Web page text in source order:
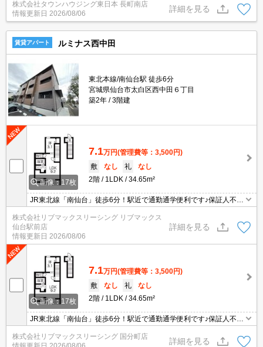
株式会社タウンハウジング東日本 長町南店
情報更新日 2026/08/06
詳細を見る
賃貸アパート ルミナス西中田
東北本線/南仙台駅 徒歩6分
宮城県仙台市太白区西中田６丁目
築2年
3階建
画像：17枚
7.1万円(管理費等：3,500円)
敷
なし 礼
なし
2階
1LDK 34.65m²
JR東北線「南仙台」徒歩6分！駅近で通勤通学便利です♪保証人不
要、宅配BOX、インターネット無料、室内設備も充実！弊社の場合
仲介手数料は賃料の0.55ヶ月分です♪初期費用クレジット決済対応し
ています。
株式会社リブマックスリーシング リブマックス
仙台駅前店
情報更新日 2026/08/06
詳細を見る
画像：17枚
7.1万円(管理費等：3,500円)
敷
なし 礼
なし
2階
1LDK 34.65m²
JR東北線「南仙台」徒歩6分！駅近で通勤通学便利です♪保証人不
要、宅配BOX、インターネット無料、室内設備も充実！弊社の場合
仲介手数料は賃料の0.55ヶ月分です♪初期費用クレジット決済対応し
株式会社リブマックスリーシング 国分町店
詳細を見る